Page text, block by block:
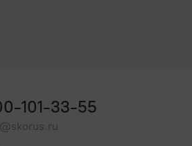
101-33-55